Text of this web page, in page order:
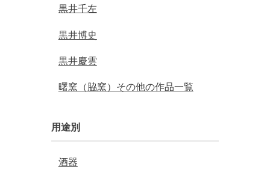
黒井千左
黒井博史
黒井慶雲
曙窯（脇窯）その他の作品一覧
用途別
酒器